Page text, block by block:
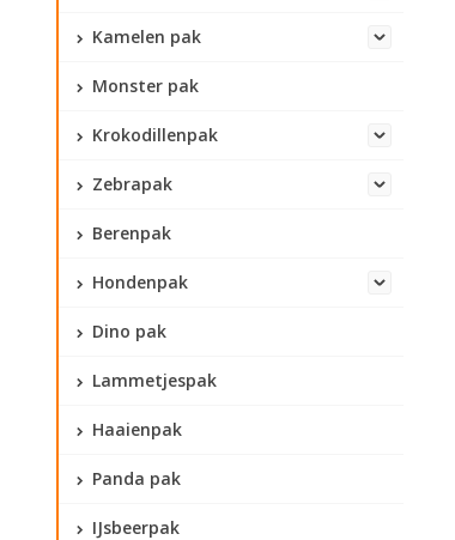
Kamelen pak
Monster pak
Krokodillenpak
Zebrapak
Berenpak
Hondenpak
Dino pak
Lammetjespak
Haaienpak
Panda pak
IJsbeerpak